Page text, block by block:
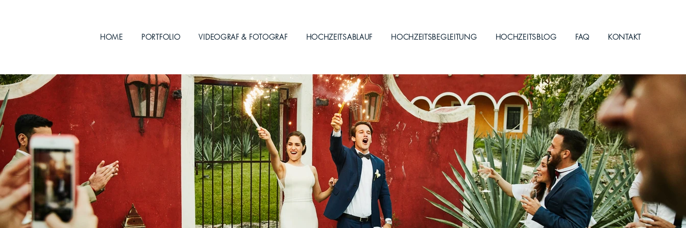
HOME PORTFOLIO VIDEOGRAF & FOTOGRAF HOCHZEITSABLAUF HOCHZEITSBEGLEITUNG HOCHZEITSBLOG FAQ KONTAKT